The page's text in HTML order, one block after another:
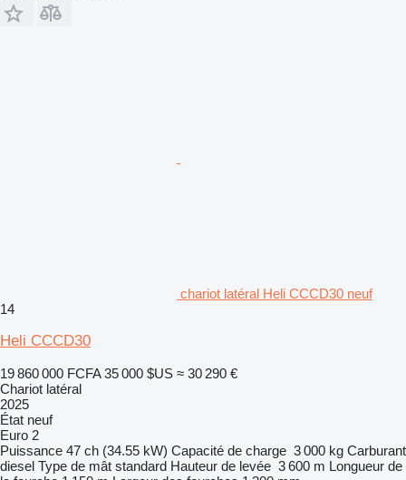
chariot latéral Heli CCCD30 neuf
14
Heli CCCD30
19 860 000 FCFA 35 000 $US ≈ 30 290 €
Chariot latéral
2025
État neuf
Euro 2
Puissance 47 ch (34.55 kW) Capacité de charge 3 000 kg Carburant
diesel Type de mât standard Hauteur de levée 3 600 m Longueur de